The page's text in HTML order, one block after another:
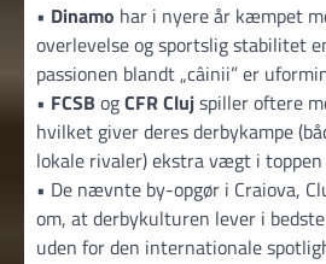
• Dinamo har i nyere år kæmpet
overlevelse og sportslig stabilitet
passionen blandt „câinii” er
• FCSB ogCFR Clujspiller oftere
hvilket giver deres derbykampe
lokale rivaler) ekstra vægt i
• De nævnte by-opgør i Craiova,
om, at derbykulturen lever i
uden for den internationale